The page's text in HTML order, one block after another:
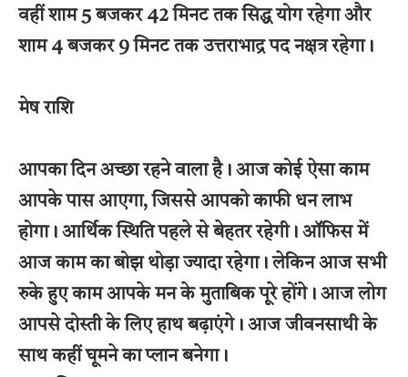
वहीं शाम 5 बजकर 42 मिनट तक सिद्ध योग रहेगा और
शाम 4 बजकर 9 मिनट तक उत्तराभाद्र पद नक्षत्र रहेगा।
मेष राशि
आपका दिन अच्छा रहने वाला है। आज कोई ऐसा काम
आपके पास आएगा, जिससे आपको काफी धन लाभ
होगा। आर्थिक स्थिति पहले से बेहतर रहेगी। ऑफिस में
आज काम का बोझ थोड़ा ज्यादा रहेगा। लेकिन आज सभी
रुके हुए काम आपके मन के मुताबिक पूरे होंगे। आज लोग
आपसे दोस्ती के लिए हाथ बढ़ाएंगे। आज जीवनसाथी के
साथ कहीं घूमने का प्लान बनेगा।